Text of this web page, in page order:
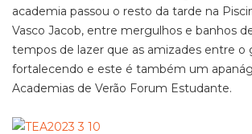
academia passou o resto da tarde na
Vasco Jacob, entre mergulhos e banhos
tempos de lazer que as amizades entre o
fortalecendo e este é também um
Academias de Verão Forum Estudante.